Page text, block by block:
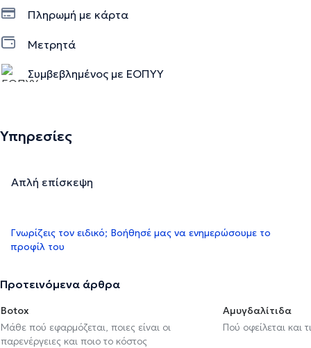
Πληρωμή με κάρτα
Μετρητά
Συμβεβλημένος με ΕΟΠΥΥ
Υπηρεσίες
Απλή επίσκεψη
Γνωρίζεις τον ειδικό; Βοήθησέ μας να ενημερώσουμε το
προφίλ του
Προτεινόμενα άρθρα
Botox
Μάθε πού εφαρμόζεται, ποιες είναι οι
παρενέργειες και ποιο το κόστος
Αμυγδαλίτιδα
Πού οφείλεται και